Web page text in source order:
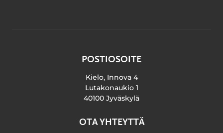
POSTIOSOITE
Kielo, Innova 4
Lutakonaukio 1
40100 Jyväskylä
OTA YHTEYTTÄ